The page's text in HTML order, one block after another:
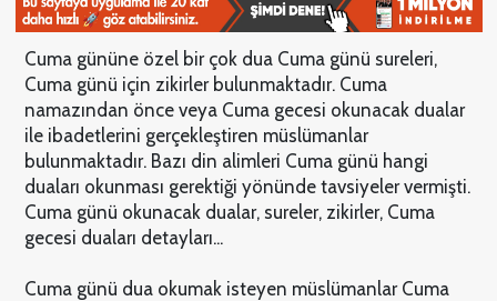
Cuma gününe özel bir çok dua Cuma günü sureleri,
Cuma günü için zikirler bulunmaktadır. Cuma
namazından önce veya Cuma gecesi okunacak dualar
ile ibadetlerini gerçekleştiren müslümanlar
bulunmaktadır. Bazı din alimleri Cuma günü hangi
duaları okunması gerektiği yönünde tavsiyeler vermişti.
Cuma günü okunacak dualar, sureler, zikirler, Cuma
gecesi duaları detayları...
Cuma günü dua okumak isteyen müslümanlar Cuma